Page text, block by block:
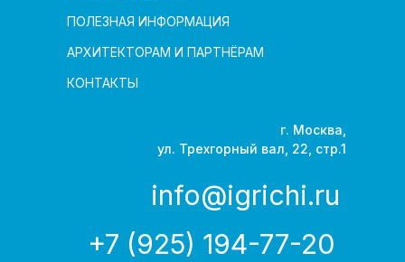
АРХИТЕКТОРАМ И ПАРТНЁРАМ
КОНТАКТЫ
ПОЛЕЗНАЯ ИНФОРМАЦИЯ
г. Москва,
ул. Трехгорный вал, 22, стр.1
+7 (925) 194-77-20
info@igrichi.ru